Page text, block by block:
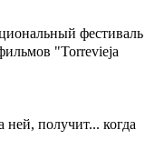
фестиваль
"Torrevieja
ней, получит... когда